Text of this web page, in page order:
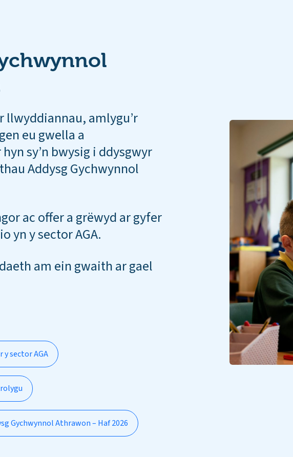
llwyddiannau, amlygu’r
eu gwella a
sy’n bwysig i ddysgwyr
Addysg Gychwynnol
ac offer a grëwyd ar gyfer
yn y sector AGA.
am ein gwaith ar gael
y sector AGA
Gychwynnol Athrawon – Haf 2026